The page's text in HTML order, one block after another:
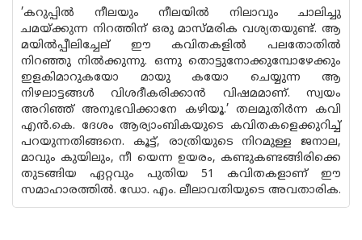
’കറുപ്പിൽ നീലയും നീലയിൽ നിലാവും ചാലിച്ചു
ചമയ്ക്കുന്ന നിറത്തിന് ഒരു മാസ്മരിക വശ്യതയുണ്ട്. ആ
മയിൽപ്പീലിച്ചേല് ഈ കവിതകളിൽ പലതോതിൽ
നിറഞ്ഞു നിൽക്കുന്നു. ഒന്നു തൊട്ടുനോക്കുമ്പോഴേക്കും
ഇളകിമാറുകയോ മായു കയോ ചെയ്യുന്ന ആ
നിഴലാട്ടങ്ങൾ വിശദീകരിക്കാൻ വിഷമമാണ്. സ്വയം
അറിഞ്ഞ് അനുഭവിക്കാനേ കഴിയൂ.’ തലമുതിർന്ന കവി
എൻ.കെ. ദേശം ആര്യാംബികയുടെ കവിതകളെക്കുറിച്ച്
പറയുന്നതിങ്ങനെ. കൂട്ട്, രാത്രിയുടെ നിറമുള്ള ജനാല,
മാവും കുയിലും, നീ യെന്ന ഉയരം, കണ്ടുകണ്ടങ്ങിരിക്കെ
തുടങ്ങിയ ഏറ്റവും പുതിയ 51 കവിതകളാണ് ഈ
സമാഹാരത്തിൽ. ഡോ. എം. ലീലാവതിയുടെ അവതാരിക.